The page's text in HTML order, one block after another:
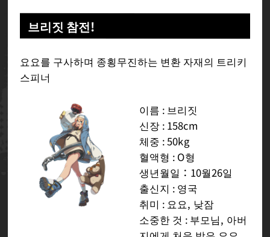
브리짓 참전!
요요를 구사하며 종횡무진하는 변환 자재의 트리키
스피너
이름 : 브리짓
신장 : 158cm
체중 : 50kg
혈액형 : O형
생년월일：10월26일
출신지 : 영국
취미 : 요요, 낮잠
소중한 것 : 부모님, 아버